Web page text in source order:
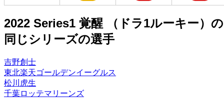
2022 Series1 覚醒 （ドラ1ルーキー）の
同じシリーズの選手
吉野創士
東北楽天ゴールデンイーグルス
松川虎生
千葉ロッテマリーンズ